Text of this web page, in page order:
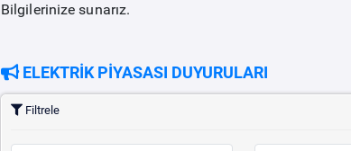
Bilgilerinize sunarız.
ELEKTRİK PİYASASI DUYURULARI
Filtrele